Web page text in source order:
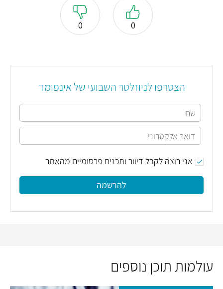
0
0
הצטרפו לניוזלטר השבועי של אינפומד
אני רוצה לקבל דיוור ותכנים פרסומיים מהאתר
להרשמה
עולמות תוכן נוספים